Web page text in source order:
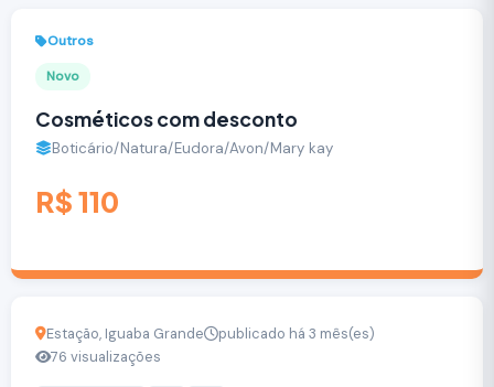
Outros
Novo
Cosméticos com desconto
Boticário/Natura/Eudora/Avon/Mary kay
R$ 110
Estação, Iguaba Grande
publicado há 3 mês(es)
76 visualizações